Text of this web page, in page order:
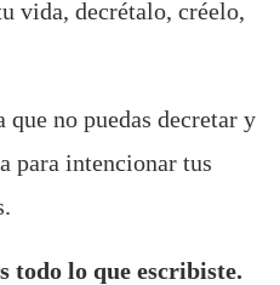
vida, decrétalo, créelo,
que no puedas decretar y
para intencionar tus
todo lo que escribiste.